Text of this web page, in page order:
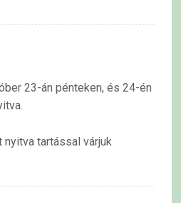
23-án pénteken, és 24-én
tartással várjuk